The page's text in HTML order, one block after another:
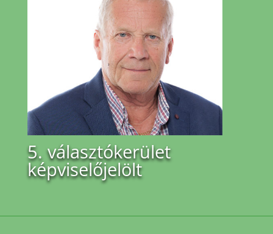
5. választókerület
képviselőjelölt